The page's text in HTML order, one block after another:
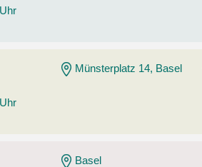
Münsterplatz 14, Basel
Basel